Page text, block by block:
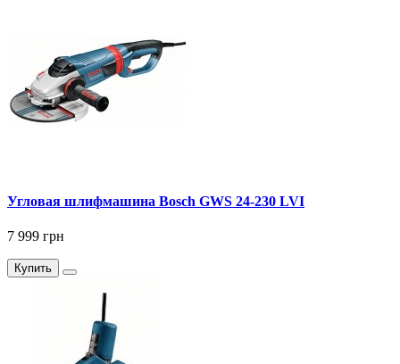
Угловая шлифмашина Bosch GWS 24-230 LVI
7 999 грн
Купить